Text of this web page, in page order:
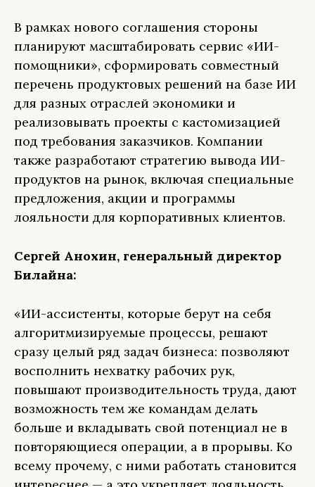
В рамках нового соглашения стороны
планируют масштабировать сервис «ИИ-
помощники», сформировать совместный
перечень продуктовых решений на базе ИИ
для разных отраслей экономики и
реализовывать проекты с кастомизацией
под требования заказчиков. Компании
также разработают стратегию вывода ИИ-
продуктов на рынок, включая специальные
предложения, акции и программы
лояльности для корпоративных клиентов.
Сергей Анохин, генеральный директор
Билайна:
«ИИ-ассистенты, которые берут на себя
алгоритмизируемые процессы, решают
сразу целый ряд задач бизнеса: позволяют
восполнить нехватку рабочих рук,
повышают производительность труда, дают
возможность тем же командам делать
больше и вкладывать свой потенциал не в
повторяющиеся операции, а в прорывы. Ко
всему прочему, с ними работать становится